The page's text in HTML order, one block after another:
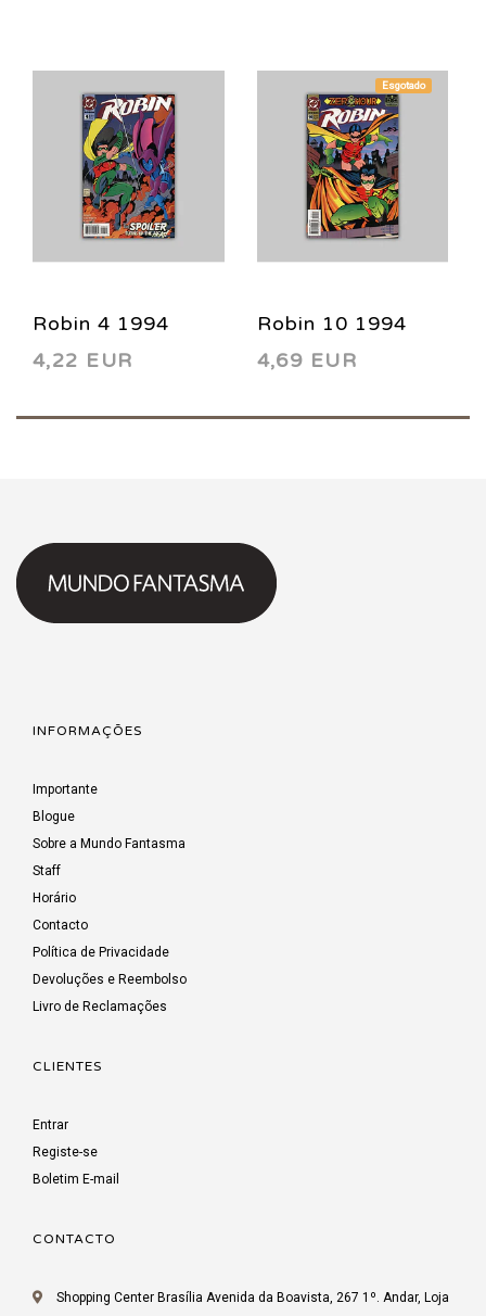
Robin 4 1994
4,22 EUR
Esgotado
Robin 10 1994
4,69 EUR
INFORMAÇÕES
Importante
Blogue
Sobre a Mundo Fantasma
Staff
Horário
Contacto
Política de Privacidade
Devoluções e Reembolso
Livro de Reclamações
CLIENTES
Entrar
Registe-se
Boletim E-mail
CONTACTO
Shopping Center Brasília Avenida da Boavista, 267 1º. Andar, Loja